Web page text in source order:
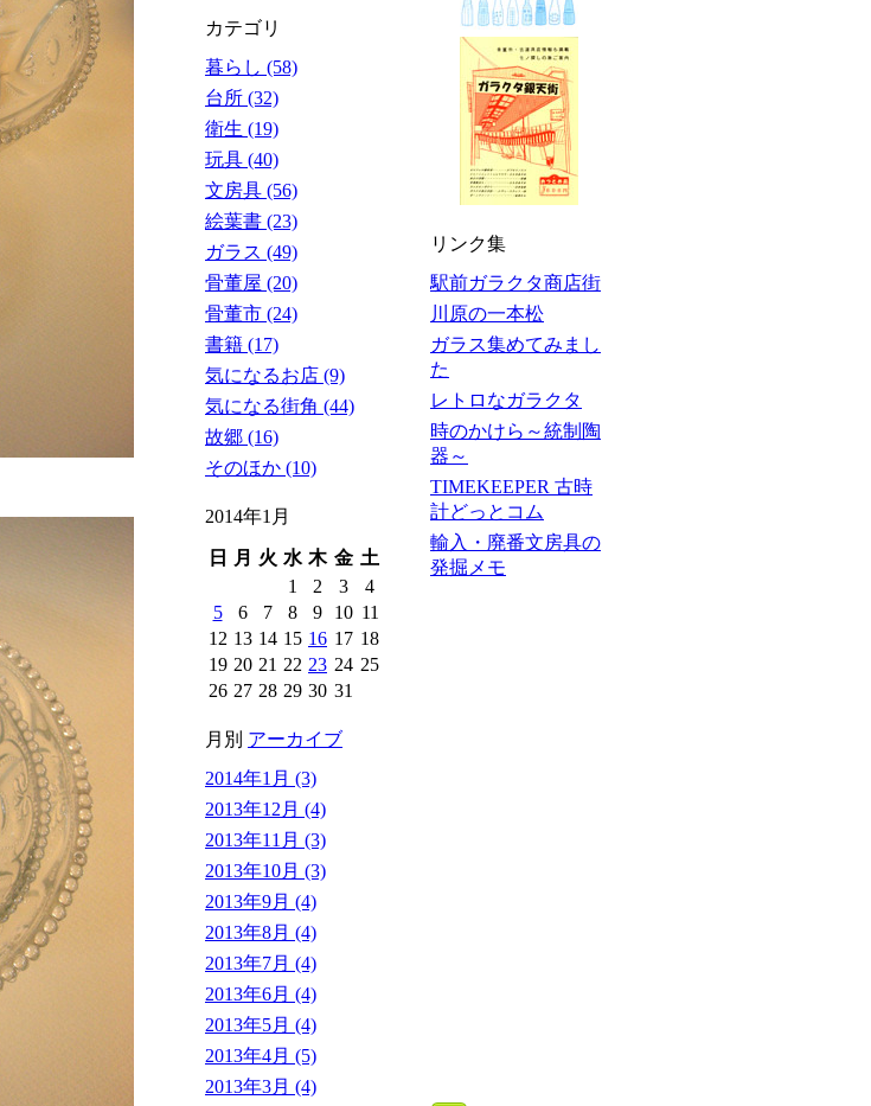
リンク集
駅前ガラクタ商店街
川原の一本松
ガラス集めてみまし
た
レトロなガラクタ
時のかけら～統制陶
器～
TIMEKEEPER 古時
計どっとコム
輸入・廃番文房具の
発掘メモ
カテゴリ
暮らし (58)
台所 (32)
衛生 (19)
玩具 (40)
文房具 (56)
絵葉書 (23)
ガラス (49)
骨董屋 (20)
骨董市 (24)
書籍 (17)
気になるお店 (9)
気になる街角 (44)
故郷 (16)
そのほか (10)
2014年1月
日 月 火 水 木 金 土
1
2 3
4
5
6 7 8 9 10 11
12 13 14 15 16 17 18
19 20 21 22 23 24 25
26 27 28 29 30 31
月別 アーカイブ
2014年1月 (3)
2013年12月 (4)
2013年11月 (3)
2013年10月 (3)
2013年9月 (4)
2013年8月 (4)
2013年7月 (4)
2013年6月 (4)
2013年5月 (4)
2013年4月 (5)
2013年3月 (4)